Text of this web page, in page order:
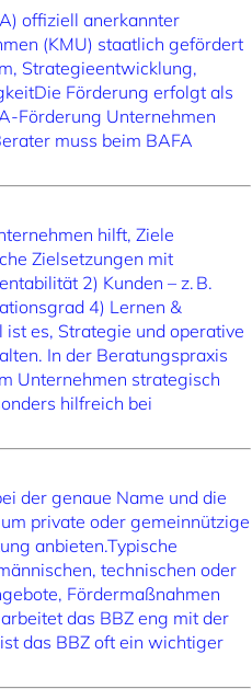
offiziell anerkannter
(KMU) staatlich gefördert
Strategieentwicklung,
Förderung erfolgt als
Förderung Unternehmen
muss beim BAFA
hilft, Ziele
Zielsetzungen mit
2) Kunden – z. B.
4) Lernen &
es, Strategie und operative
In der Beratungspraxis
Unternehmen strategisch
hilfreich bei
der genaue Name und die
private oder gemeinnützige
anbieten.Typische
technischen oder
Fördermaßnahmen
das BBZ eng mit der
das BBZ oft ein wichtiger